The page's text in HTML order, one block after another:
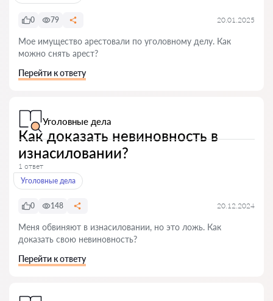
0 79 20.01.2025
Мое имущество арестовали по уголовному делу. Как
можно снять арест?
Перейти к ответу
Уголовные дела
Как доказать невиновность в
изнасиловании?
1 ответ
Уголовные дела
0 148 20.12.2024
Меня обвиняют в изнасиловании, но это ложь. Как
доказать свою невиновность?
Перейти к ответу